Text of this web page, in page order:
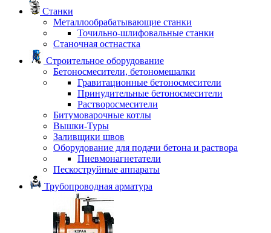
Станки
Металлообрабатывающие станки
Точильно-шлифовальные станки
Станочная остнастка
Строительное оборудование
Бетоносмесители, бетономешалки
Гравитационные бетоносмесители
Принудительные бетоносмесители
Растворосмесители
Битумоварочные котлы
Вышки-Туры
Заливщики швов
Оборудование для подачи бетона и раствора
Пневмонагнетатели
Пескоструйные аппараты
Трубопроводная арматура